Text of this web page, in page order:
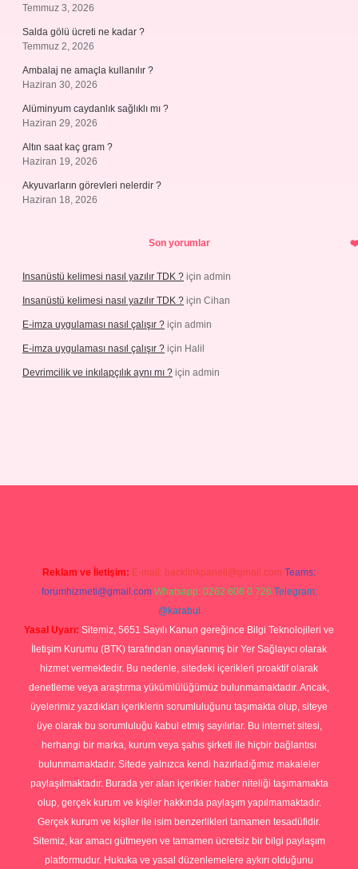
Temmuz 3, 2026
Salda gölü ücreti ne kadar ?
Temmuz 2, 2026
Ambalaj ne amaçla kullanılır ?
Haziran 30, 2026
Alüminyum caydanlık sağlıklı mı ?
Haziran 29, 2026
Altın saat kaç gram ?
Haziran 19, 2026
Akyuvarların görevleri nelerdir ?
Haziran 18, 2026
Son yorumlar
Insanüstü kelimesi nasıl yazılır TDK ? için admin
Insanüstü kelimesi nasıl yazılır TDK ? için Cihan
E-imza uygulaması nasıl çalışır ? için admin
E-imza uygulaması nasıl çalışır ? için Halil
Devrimcilik ve inkılapçılık aynı mı ? için admin
Reklam ve İletişim: E-mail: backlinkpaneli@gmail.com Teams:
forumhizmeti@gmail.com Whatsapp: 0262 606 0 726 Telegram:
@karabul
Yasal Uyarı: Sitemiz, 5651 Sayılı Kanun gereğince Bilgi Teknolojileri ve
İletişim Kurumu (BTK) tarafından onaylanmış bir Yer Sağlayıcı olarak
hizmet vermektedir. Bu nedenle, sitedeki içerikleri proaktif olarak
denetleme veya araştırma yükümlülüğümüz bulunmamaktadır. Ancak,
üyelerimiz yazdıkları içeriklerin sorumluluğunu taşımakta olup, siteye
üye olarak bu sorumluluğu kabul etmiş sayılırlar. Bu internet sitesi,
herhangi bir marka, kurum veya şahıs şirketi ile hiçbir bağlantısı
bulunmamaktadır. Sitede yalnızca kendi hazırladığımız makaleler
paylaşılmaktadır. Burada yer alan içerikler haber niteliği taşımamakta
olup, gerçek kurum ve kişiler hakkında paylaşım yapılmamaktadır.
Gerçek kurum ve kişiler ile isim benzerlikleri tamamen tesadüfidir.
Sitemiz, kar amacı gütmeyen ve tamamen ücretsiz bir bilgi paylaşım
platformudur. Hukuka ve yasal düzenlemelere aykırı olduğunu